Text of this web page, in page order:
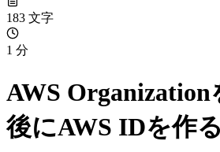
183 文字
1 分
AWS Organization
後にAWS IDを作